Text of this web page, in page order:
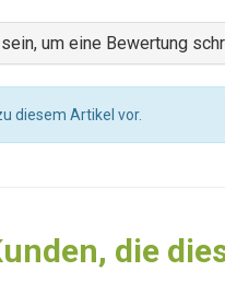
um eine Bewertung
diesem Artikel vor.
die